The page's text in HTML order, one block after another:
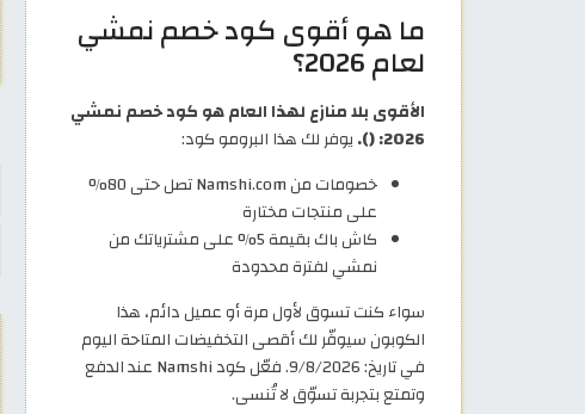
ما هو أقوى كود خصم نمشي
لعام 2026؟
الأقوى بلا منازع لهذا العام هو كود خصم نمشي
2026: ().
يوفر لك هذا البرومو كود:
خصومات من Namshi.com تصل حتى 80%
على منتجات مختارة
كاش باك بقيمة 5% على مشترياتك من
نمشي لفترة محدودة
سواء كنت تسوق لأول مرة أو عميل دائم، هذا
الكوبون سيوفّر لك أقصى التخفيضات المتاحة اليوم
في تاريخ: 9/8/2026. فعّل كود Namshi عند الدفع
وتمتع بتجربة تسوّق لا تُنسى.